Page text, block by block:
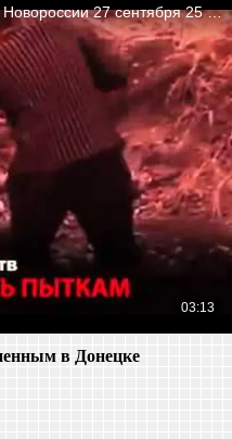
в Донецке